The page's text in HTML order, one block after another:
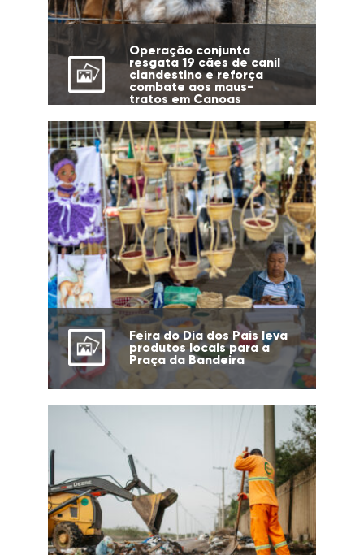
Operação conjunta
resgata 19 cães de canil
clandestino e reforça
combate aos maus-
tratos em Canoas
Feira do Dia dos Pais leva
produtos locais para a
Praça da Bandeira